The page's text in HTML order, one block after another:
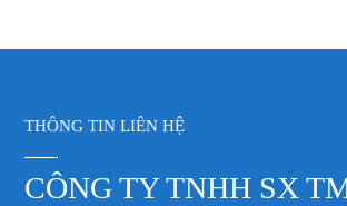
THÔNG TIN LIÊN HỆ
CÔNG TY TNHH SX